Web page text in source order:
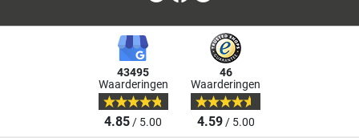
43495
Waarderingen
4.85/ 5.00
46
Waarderingen
4.59/ 5.00